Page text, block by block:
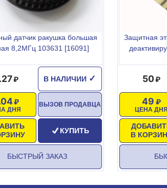
датчик ракушка большая
8,2МГц 103631 [16091]
В НАЛИЧИИ ✓
ДНЯ
ВЫЗОВ ПРОДАВЦА
КУПИТЬ
БЫСТРЫЙ ЗАКАЗ
Защитная
50
ЦЕНА ДНЯ
49
В